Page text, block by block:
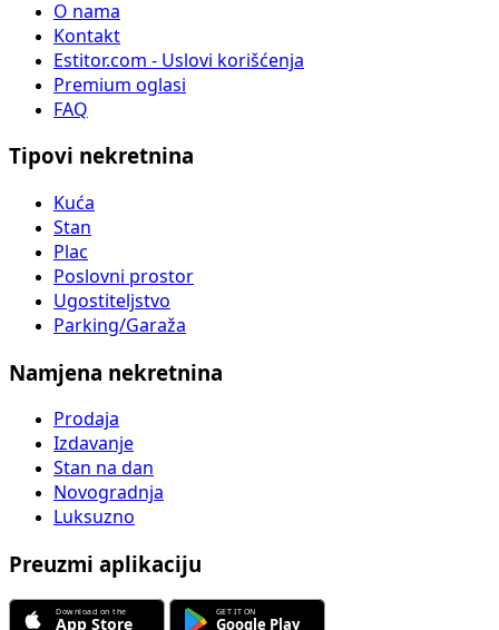
O nama
Kontakt
Estitor.com - Uslovi korišćenja
Premium oglasi
FAQ
Tipovi nekretnina
Kuća
Stan
Plac
Poslovni prostor
Ugostiteljstvo
Parking/Garaža
Namjena nekretnina
Prodaja
Izdavanje
Stan na dan
Novogradnja
Luksuzno
Preuzmi aplikaciju